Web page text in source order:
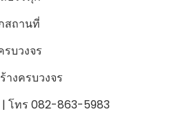
สถานที่
บวงจร
งครบวงจร
| โทร 082-863-5983